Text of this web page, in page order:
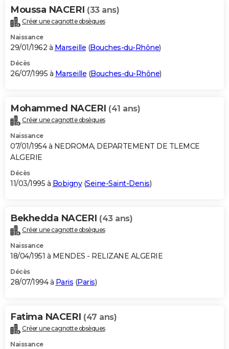
Moussa NACERI (33 ans)
Créer une cagnotte obsèques
Naissance
29/01/1962 à Marseille (Bouches-du-Rhône)
Décès
26/07/1995 à Marseille (Bouches-du-Rhône)
Mohammed NACERI (41 ans)
Créer une cagnotte obsèques
Naissance
07/01/1954 à NEDROMA, DEPARTEMENT DE TLEMCE
ALGERIE
Décès
11/03/1995 à Bobigny(Seine-Saint-Denis)
Bekhedda NACERI (43 ans)
Créer une cagnotte obsèques
Naissance
18/04/1951 à MENDES - RELIZANE ALGERIE
Décès
28/07/1994 à Paris (Paris)
Fatima NACERI (47 ans)
Créer une cagnotte obsèques
Naissance